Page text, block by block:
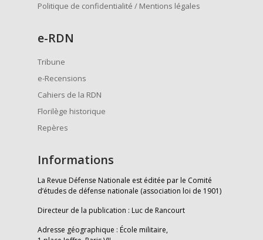
Politique de confidentialité / Mentions légales
e-RDN
Tribune
e-Recensions
Cahiers de la RDN
Florilège historique
Repères
Informations
La Revue Défense Nationale est éditée par le Comité
d’études de défense nationale (association loi de 1901)
Directeur de la publication : Luc de Rancourt
Adresse géographique : École militaire,